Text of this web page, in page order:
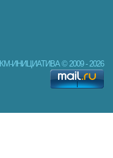
КМ-ИНИЦИАТИВА © 2009 - 2026